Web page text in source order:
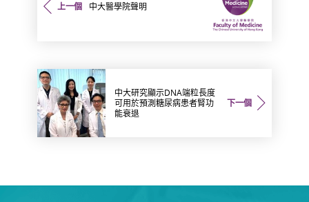
上一個 中大醫學院聲明
下一個
中大研究顯示DNA端粒長度
可用於預測糖尿病患者腎功
能衰退